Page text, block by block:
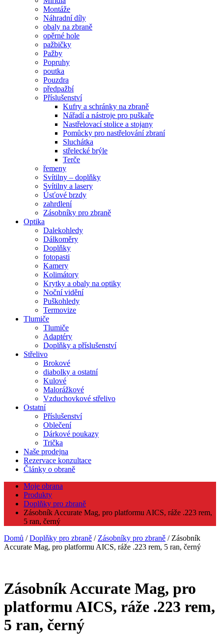
Montáže
Náhradní díly
obaly na zbraně
opěrné hole
pažbičky
Pažby
Popruhy
poutka
Pouzdra
předpažbí
Příslušenství
Kufry a schránky na zbraně
Nářadí a nástroje pro puškaře
Nastřelovací stolice a stojany
Pomůcky pro nastřelování zbraní
Sluchátka
střelecké brýle
Terče
řemeny
Svítilny – doplňky
Svítilny a lasery
Úsťové brzdy
zahrdlení
Zásobníky pro zbraně
Optika
Dalekohledy
Dálkoměry
Doplňky
fotopasti
Kamery
Kolimátory
Krytky a obaly na optiky
Noční vidění
Puškohledy
Termovize
Tlumiče
Tlumiče
Adaptéry
Doplňky a příslušenství
Střelivo
Brokové
diabolky a ostatní
Kulové
Malorážkové
Vzduchovkové střelivo
Ostatní
Příslušenství
Oblečení
Dárkové poukazy
Trička
Naše prodejna
Rezervace konzultace
Články o obraně
Moje obrana
Produkty
Doplňky pro zbraně
Zásobník Accurate Mag, pro platformu AICS, ráže .223 rem,
5 ran, černý
Domů /Doplňky pro zbraně / Zásobníky pro zbraně / Zásobník
Accurate Mag, pro platformu AICS, ráže .223 rem, 5 ran, černý
Zásobník Accurate Mag, pro
platformu AICS, ráže .223 rem,
5 ran, černý